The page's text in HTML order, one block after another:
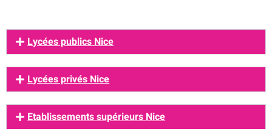
Lycées publics Nice
Lycées privés Nice
Etablissements supérieurs Nice